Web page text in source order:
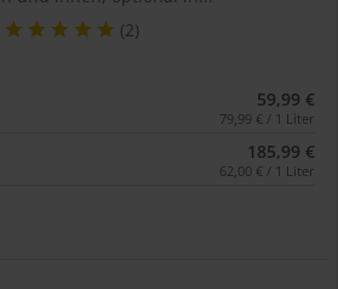
(2)
59,99 €
79,99 € / 1 Liter
185,99 €
62,00 € / 1 Liter